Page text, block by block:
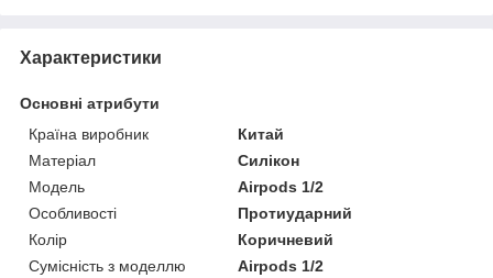
Характеристики
Основні атрибути
Країна виробник
Китай
Матеріал
Силікон
Модель
Airpods 1/2
Особливості
Протиударний
Колір
Коричневий
Сумісність з моделлю
Airpods 1/2